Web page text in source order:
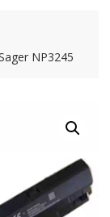
NP3245